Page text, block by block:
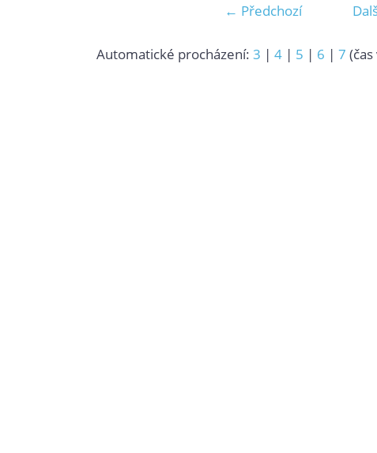
← Předchozí
Automatické procházení: 3 | 4 | 5 | 6 | 7